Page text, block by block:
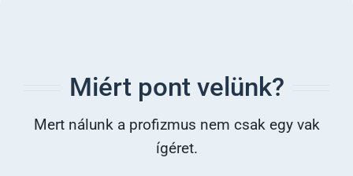
Miért pont velünk?
Mert nálunk a profizmus nem csak egy vak
ígéret.